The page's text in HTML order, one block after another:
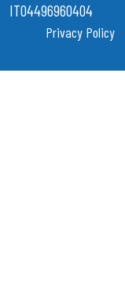
IT04496960404
Privacy Policy-